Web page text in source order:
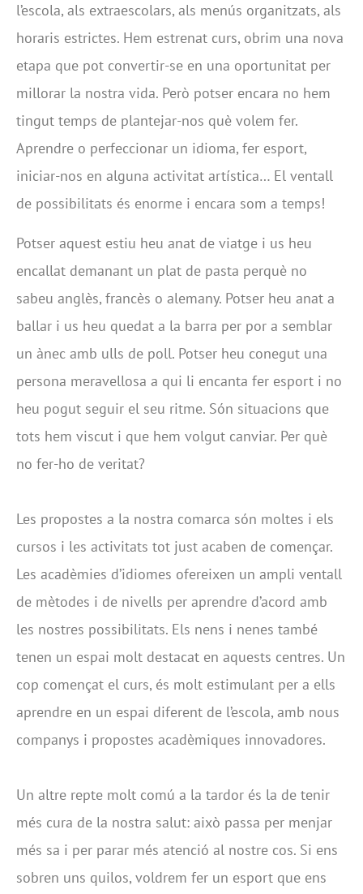
l’escola, als extraescolars, als menús organitzats, als
horaris estrictes. Hem estrenat curs, obrim una nova
etapa que pot convertir-se en una oportunitat per
millorar la nostra vida. Però potser encara no hem
tingut temps de plantejar-nos què volem fer.
Aprendre o perfeccionar un idioma, fer esport,
iniciar-nos en alguna activitat artística… El ventall
de possibilitats és enorme i encara som a temps!
Potser aquest estiu heu anat de viatge i us heu
encallat demanant un plat de pasta perquè no
sabeu anglès, francès o alemany. Potser heu anat a
ballar i us heu quedat a la barra per por a semblar
un ànec amb ulls de poll. Potser heu conegut una
persona meravellosa a qui li encanta fer esport i no
heu pogut seguir el seu ritme. Són situacions que
tots hem viscut i que hem volgut canviar. Per què
no fer-ho de veritat?
Les propostes a la nostra comarca són moltes i els
cursos i les activitats tot just acaben de començar.
Les acadèmies d’idiomes ofereixen un ampli ventall
de mètodes i de nivells per aprendre d’acord amb
les nostres possibilitats. Els nens i nenes també
tenen un espai molt destacat en aquests centres. Un
cop començat el curs, és molt estimulant per a ells
aprendre en un espai diferent de l’escola, amb nous
companys i propostes acadèmiques innovadores.
Un altre repte molt comú a la tardor és la de tenir
més cura de la nostra salut: això passa per menjar
més sa i per parar més atenció al nostre cos. Si ens
sobren uns quilos, voldrem fer un esport que ens